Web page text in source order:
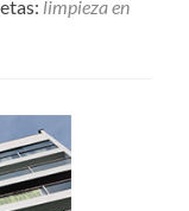
limpieza en